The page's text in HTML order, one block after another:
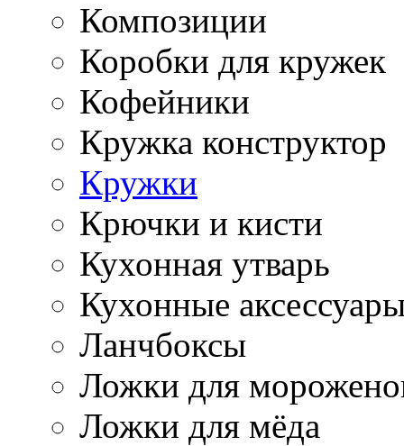
Композиции
Коробки для кружек
Кофейники
Кружка конструктор
Кружки
Крючки и кисти
Кухонная утварь
Кухонные
Ланчбоксы
Ложки для
Ложки для мёда